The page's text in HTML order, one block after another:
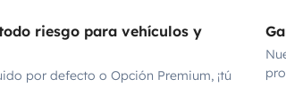
riesgo para vehículos y
por defecto o Opción Premium, ¡tú